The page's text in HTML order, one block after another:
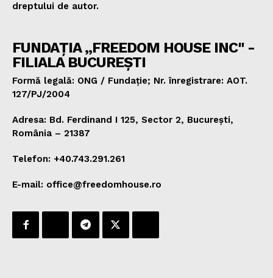
dreptului de autor.
FUNDAȚIA „FREEDOM HOUSE INC" -
FILIALA BUCUREȘTI
Formă legală: ONG / Fundație; Nr. înregistrare: AOT.
127/PJ/2004
Adresa: Bd. Ferdinand I 125, Sector 2, București,
România – 21387
Telefon: +40.743.291.261
E-mail: office@freedomhouse.ro